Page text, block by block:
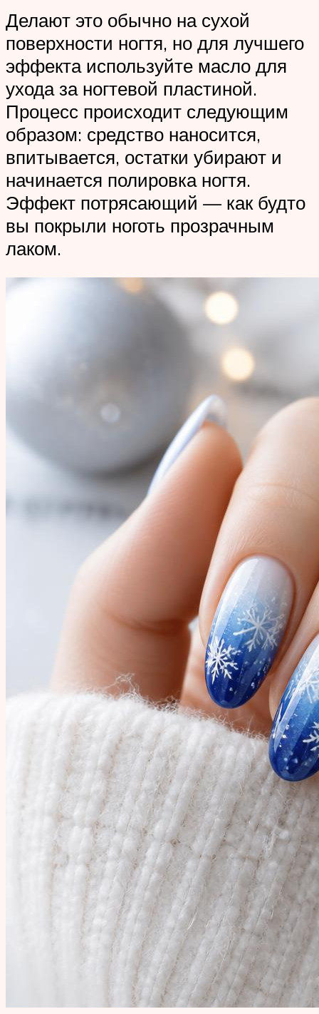
Делают это обычно на сухой
поверхности ногтя, но для лучшего
эффекта используйте масло для
ухода за ногтевой пластиной.
Процесс происходит следующим
образом: средство наносится,
впитывается, остатки убирают и
начинается полировка ногтя.
Эффект потрясающий — как будто
вы покрыли ноготь прозрачным
лаком.